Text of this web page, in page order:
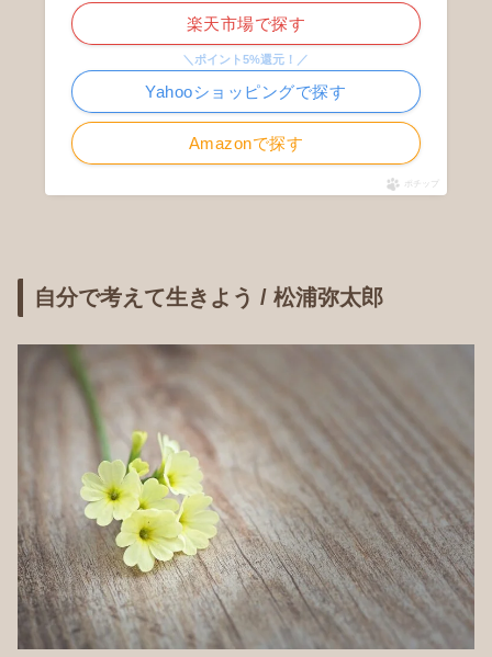
Amazonで探す
楽天市場で探す
＼ポイント5%還元！／
Yahooショッピングで探す
ポチップ
自分で考えて生きよう / 松浦弥太郎